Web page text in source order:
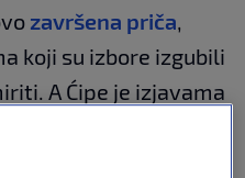
završena priča,
koji su izbore izgubili
A Ćipe je izjavama
bez